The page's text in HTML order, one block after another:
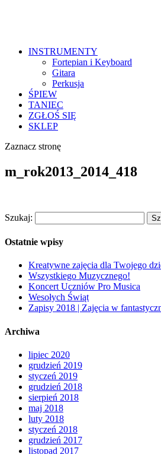
INSTRUMENTY
Fortepian i Keyboard
Gitara
Perkusja
ŚPIEW
TANIEC
ZGŁOŚ SIĘ
SKLEP
Zaznacz stronę
m_rok2013_2014_418
Szukaj:
Ostatnie wpisy
Kreatywne zajęcia dla Twojego
Wszystkiego Muzycznego!
Koncert Uczniów Pro Musica
Wesołych Świąt
Zapisy 2018 | Zajęcia w
Archiwa
lipiec 2020
grudzień 2019
styczeń 2019
grudzień 2018
sierpień 2018
maj 2018
luty 2018
styczeń 2018
grudzień 2017
listopad 2017